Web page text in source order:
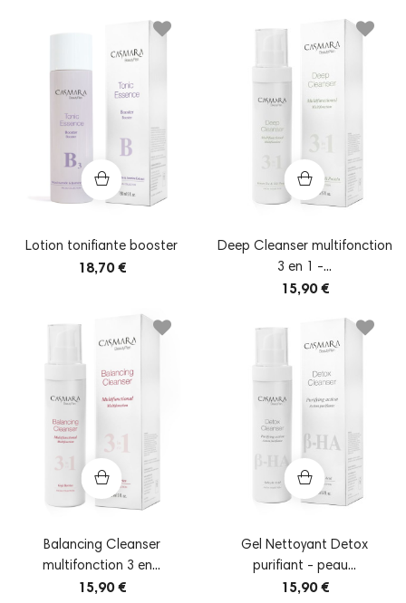
Lotion tonifiante booster
18,70 €
Deep Cleanser multifonction
3 en 1 -...
15,90 €
Balancing Cleanser
multifonction 3 en...
15,90 €
Gel Nettoyant Detox
purifiant - peau...
15,90 €